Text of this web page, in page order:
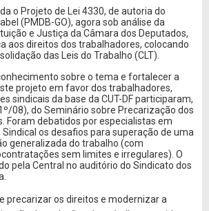
o Projeto de Lei 4330, de autoria do
(PMDB-GO), agora sob análise da
e Justiça da Câmara dos Deputados,
aos direitos dos trabalhadores, colocando
das Leis do Trabalho (CLT).
sobre o tema e fortalecer a
projeto em favor dos trabalhadores,
sindicais da base da CUT-DF participaram,
08), do Seminário sobre Precarização dos
Foram debatidos por especialistas em
Sindical os desafios para superação de uma
generalizada do trabalho (com
sem limites e irregulares). O
pela Central no auditório do Sindicato dos
os direitos e modernizar a